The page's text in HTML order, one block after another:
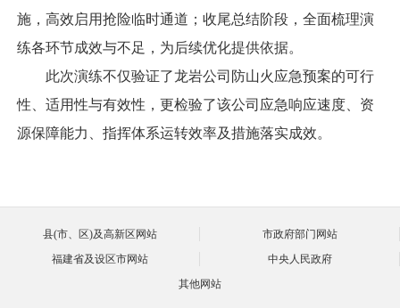
施，高效启用抢险临时通道；收尾总结阶段，全面梳理演
练各环节成效与不足，为后续优化提供依据。
此次演练不仅验证了龙岩公司防山火应急预案的可行
性、适用性与有效性，更检验了该公司应急响应速度、资
源保障能力、指挥体系运转效率及措施落实成效。
县(市、区)及高新区网站
市政府部门网站
福建省及设区市网站
中央人民政府
其他网站